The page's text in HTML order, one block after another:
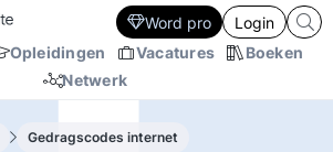
Opleidingen Vacatures
Boeken
Netwerk
Word pro Login
Gedragscodes internet